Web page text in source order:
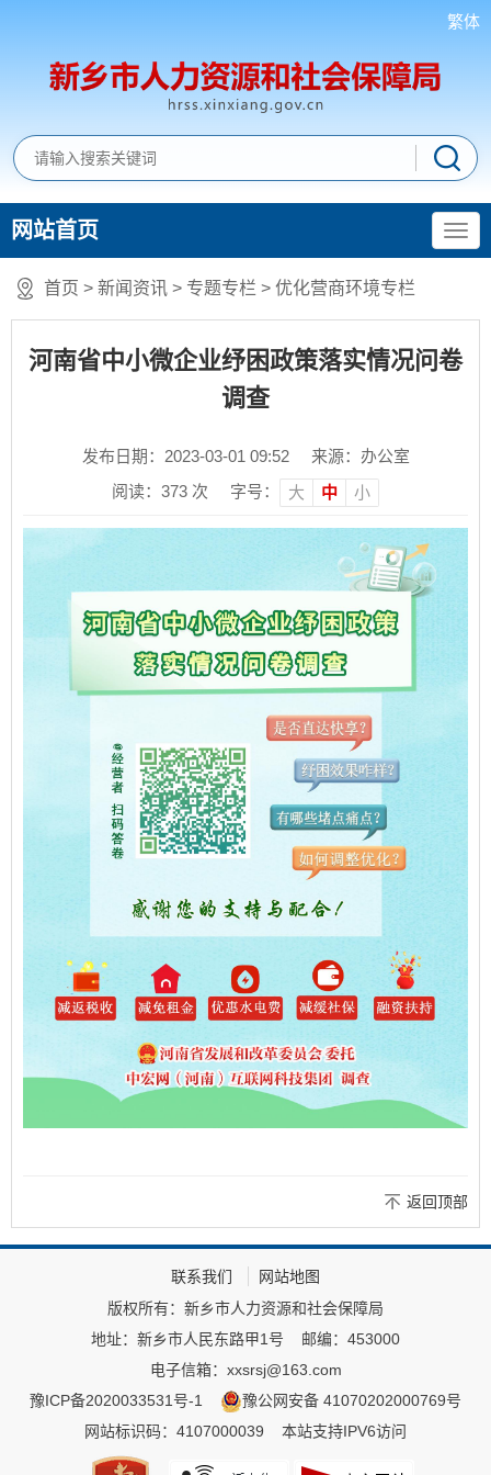
繁体
网站首页
首页 > 新闻资讯 > 专题专栏 > 优化营商环境专栏
河南省中小微企业纾困政策落实情况问卷
调查
发布日期：2023-03-01 09:52
来源：办公室
阅读： 373 次 字号： 大 中 小
返回顶部
联系我们
网站地图
版权所有：新乡市人力资源和社会保障局
地址：新乡市人民东路甲1号
邮编：453000
电子信箱：xxsrsj@163.com
豫ICP备2020033531号-1
豫公网安备 41070202000769号
网站标识码：4107000039
本站支持IPV6访问